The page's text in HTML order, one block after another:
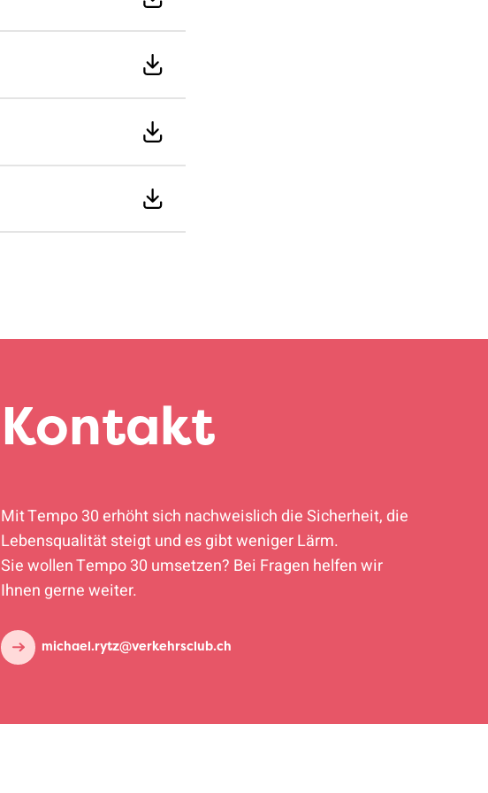
Kontakt
Mit Tempo 30 erhöht sich nachweislich die Sicherheit, die
Lebensqualität steigt und es gibt weniger Lärm.
Sie wollen Tempo 30 umsetzen? Bei Fragen helfen wir
Ihnen gerne weiter.
michael.rytz@verkehrsclub.ch